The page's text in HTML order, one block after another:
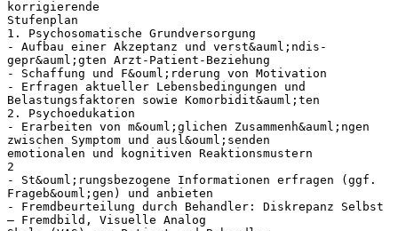
korrigierende
Stufenplan
1. Psychosomatische Grundversorgung
- Aufbau einer Akzeptanz und verst&auml;ndis-
gepr&auml;gten Arzt-Patient-Beziehung
- Schaffung und F&ouml;rderung von Motivation
- Erfragen aktueller Lebensbedingungen und
Belastungsfaktoren sowie Komorbidit&auml;ten
2. Psychoedukation
- Erarbeiten von m&ouml;glichen Zusammenh&auml;ngen
zwischen Symptom und ausl&ouml;senden
emotionalen und kognitiven Reaktionsmustern
2
- St&ouml;rungsbezogene Informationen erfragen (ggf.
Frageb&ouml;gen) und anbieten
- Fremdbeurteilung durch Behandler: Diskrepanz Selbst
– Fremdbild, Visuelle Analog